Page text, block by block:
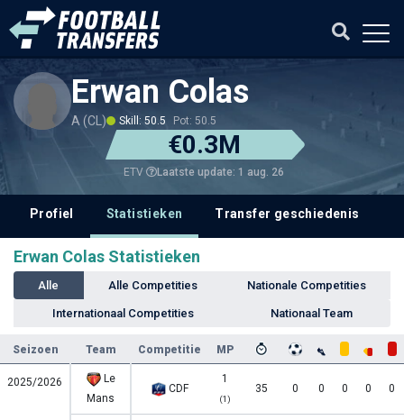
Erwan Colas
A (CL) Skill: 50.5 Pot: 50.5
€0.3M
ETV Laatste update: 1 aug. 26
Profiel Statistieken Transfer geschiedenis
Erwan Colas Statistieken
Alle Alle Competities Nationale Competities
Internationaal Competities Nationaal Team
Seizoen Team Competitie MP
2025/2026
Le
Mans
CDF
1
(1)
35 0 0 0 0 0